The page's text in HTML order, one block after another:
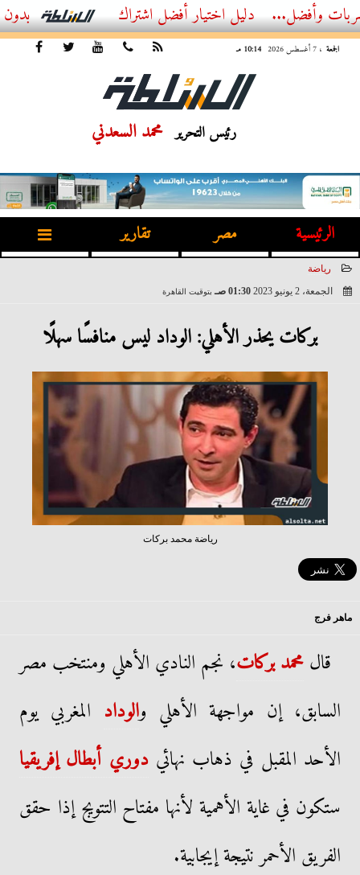
أفضل اشتراك IPTV بدون تقطيع 2026 – دليل المشاهد العصري
الجمعة ، 7 أغسطس 2026 10:14 مـ
رئيس التحرير محمد السعدني
الرئيسية مصر تقارير
رياضة
الجمعة، 2 يونيو 2023
01:30 صـ بتوقيت القاهرة
بركات يحذر الأهلي: الوداد ليس منافسًا سهلًا
رياضة محمد بركات
ماهر فرج
قالمحمد بركات، نجم النادي الأهلي ومنتخب مصر
السابق، إن مواجهة الأهلي والوداد المغربي يوم
الأحد المقبل في ذهاب نهائيدوري أبطال إفريقيا
ستكون في غاية الأهمية لأنها مفتاح التتويج إذا حقق
الفريق الأحمر نتيجة إيجابية.